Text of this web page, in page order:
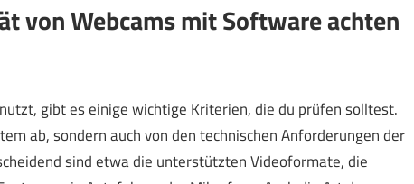
von Webcams mit Software achten
gibt es einige wichtige Kriterien, die du prüfen solltest.
ab, sondern auch von den technischen Anforderungen der
sind etwa die unterstützten Videoformate, die